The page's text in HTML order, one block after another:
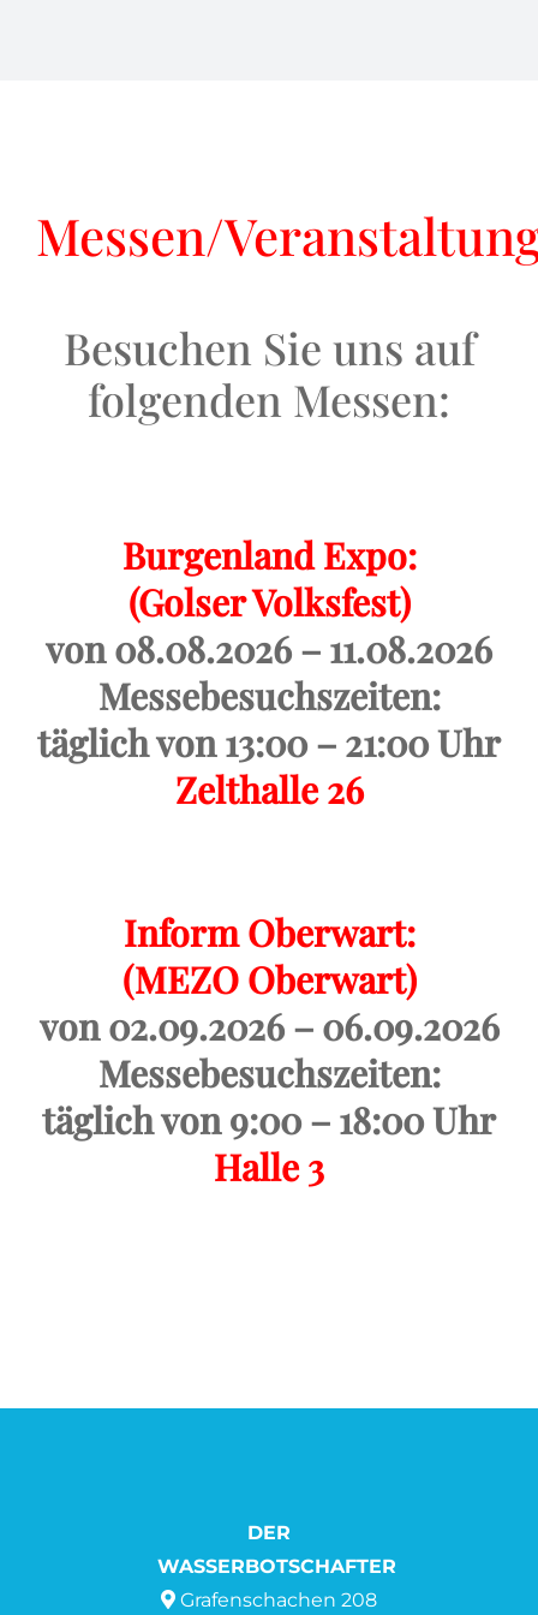
Impressum
Messen/
Besuchen Sie uns auf
folgenden Messen:
Burgenland Expo:
(Golser Volksfest)
von 08.08.2026 – 11.08.2026
Messebesuchszeiten:
täglich von 13:00 – 21:00 Uhr
Zelthalle 26
Inform Oberwart:
(MEZO Oberwart)
von 02.09.2026 – 06.09.2026
Messebesuchszeiten:
täglich von 9:00 – 18:00 Uhr
Halle 3
DER
WASSERBOTSCHAFTER
Grafenschachen 208